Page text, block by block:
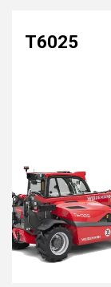
T6025